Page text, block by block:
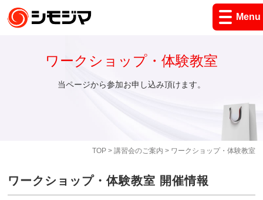
Menu
TOP> 講習会のご案内 > ワークショップ・体験教室
ワークショップ・体験教室
当ページから参加お申し込み頂けます。
ワークショップ・体験教室 開催情報